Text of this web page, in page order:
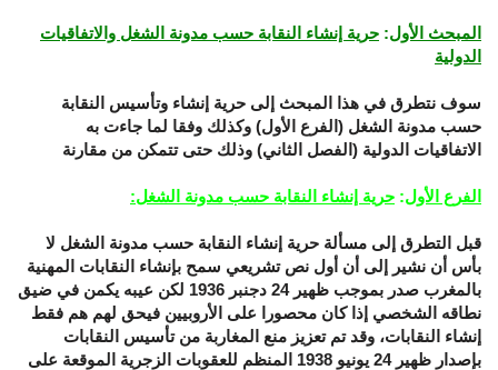
المبحث الأول: حرية إنشاء النقابة حسب مدونة الشغل والاتفاقيات
الدولية
سوف نتطرق في هذا المبحث إلى حرية إنشاء وتأسيس النقابة
حسب مدونة الشغل (الفرع الأول) وكذلك وفقا لما جاءت به
الاتفاقيات الدولية (الفصل الثاني) وذلك حتى تتمكن من مقارنة
الفرع الأول: حرية إنشاء النقابة حسب مدونة الشغل:
قبل التطرق إلى مسألة حرية إنشاء النقابة حسب مدونة الشغل لا
بأس أن نشير إلى أن أول نص تشريعي سمح بإنشاء النقابات المهنية
بالمغرب صدر بموجب ظهير 24 دجنبر 1936 لكن عيبه يكمن في ضيق
نطاقه الشخصي إذا كان محصورا على الأروبيين فيحق لهم هم فقط
إنشاء النقابات، وقد تم تعزيز منع المغاربة من تأسيس النقابات
بإصدار ظهير 24 يونيو 1938 المنظم للعقوبات الزجرية الموقعة على